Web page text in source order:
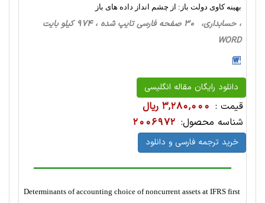
بهینه کاوی دولت باز: از چشم انداز داده های باز
، حسابداری، 30 صفحه فارسی تایپ شده ، 974 کیلو بایت
WORD
دانلود رایگان مقاله انگلیسی
قیمت : 3,280,000 ریال
شناسه محصول: 2006972
خرید ترجمه فارسی و دانلود
Determinants of accounting choice of noncurrent assets at IFRS first